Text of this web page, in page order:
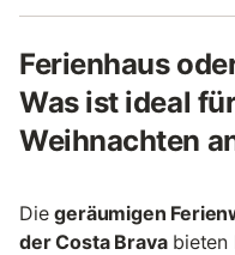
Ferienhaus
Was ist ideal
Weihnachten
Diegeräumigen
der Costa Bravabieten